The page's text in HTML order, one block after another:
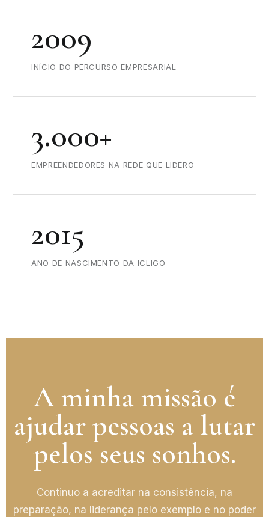
2009
INÍCIO DO PERCURSO EMPRESARIAL
3.000+
EMPREENDEDORES NA REDE QUE LIDERO
2015
ANO DE NASCIMENTO DA ICLIGO
A minha missão é
ajudar pessoas a lutar
pelos seus sonhos.
Continuo a acreditar na consistência, na
preparação, na liderança pelo exemplo e no poder